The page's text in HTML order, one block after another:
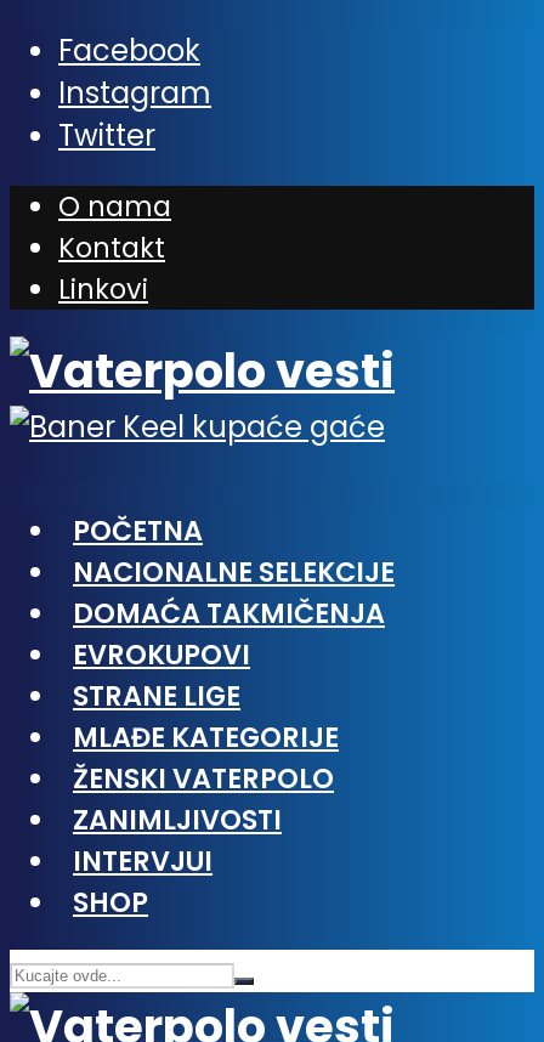
Facebook
Instagram
Twitter
O nama
Kontakt
Linkovi
POČETNA
NACIONALNE SELEKCIJE
DOMAĆA TAKMIČENJA
EVROKUPOVI
STRANE LIGE
MLAĐE KATEGORIJE
ŽENSKI VATERPOLO
ZANIMLJIVOSTI
INTERVJUI
SHOP